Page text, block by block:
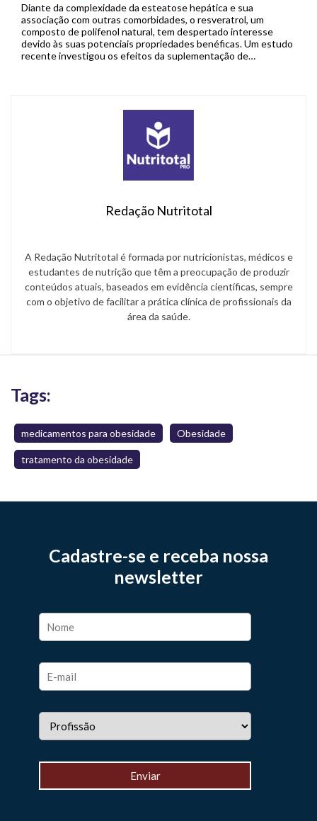
Diante da complexidade da esteatose hepática e sua
associação com outras comorbidades, o resveratrol, um
composto de polifenol natural, tem despertado interesse
devido às suas potenciais propriedades benéficas. Um estudo
recente investigou os efeitos da suplementação de
Redação Nutritotal
A Redação Nutritotal é formada por nutricionistas, médicos e
estudantes de nutrição que têm a preocupação de produzir
conteúdos atuais, baseados em evidência científicas, sempre
com o objetivo de facilitar a prática clínica de profissionais da
área da saúde.
Tags:
medicamentos para obesidade Obesidade
tratamento da obesidade
Cadastre-se e receba nossa
newsletter